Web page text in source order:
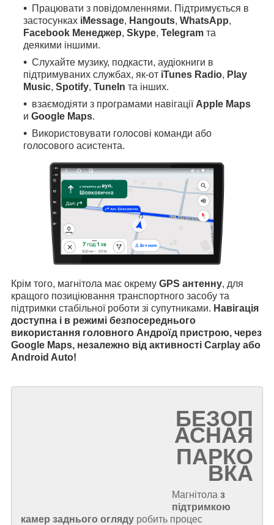
Працювати з повідомленнями. Підтримується в
застосунках iMessage, Hangouts, WhatsApp,
Facebook Менеджер, Skype, Telegram та
деякими іншими.
Слухайте музику, подкасти, аудіокниги в
підтримуваних службах, як-от iTunes Radio, Play
Music, Spotify, TuneIn та інших.
взаємодіяти з програмами навігації Apple Maps
и Google Maps.
Використовувати голосові команди або
голосового асистента.
Крім того, магнітола має окрему GPS антенну, для
кращого позиціювання транспортного засобу та
підтримки стабільної роботи зі супутниками. Навігація
доступна і в режимі безпосереднього
використання головного Андроїд пристрою, через
Google Maps, незалежно від активності Carplay або
Android Auto!
БЕЗОП
АСНАЯ
ПАРКО
ВКА
Магнітола з
підтримкою
камер заднього огляду робить процес